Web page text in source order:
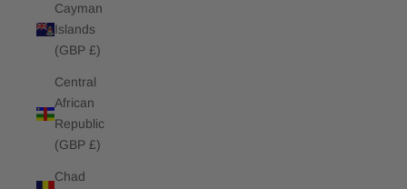
Cayman
Islands
(GBP £)
Central
African
Republic
(GBP £)
Chad